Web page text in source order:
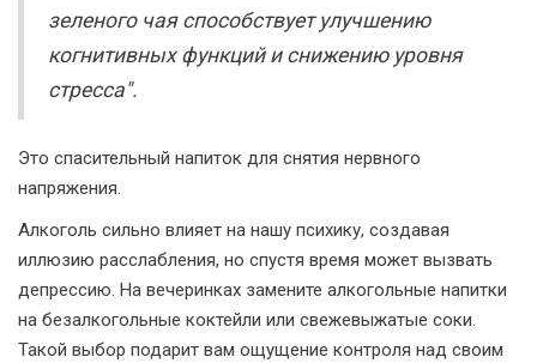
зеленого чая способствует улучшению
когнитивных функций и снижению уровня
стресса".
Это спасительный напиток для снятия нервного
напряжения.
Алкоголь сильно влияет на нашу психику, создавая
иллюзию расслабления, но спустя время может вызвать
депрессию. На вечеринках замените алкогольные напитки
на безалкогольные коктейли или свежевыжатые соки.
Такой выбор подарит вам ощущение контроля над своим